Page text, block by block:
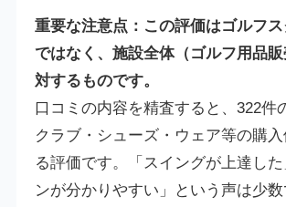
重要な注意点：この評価はゴルフ
ではなく、施設全体（ゴルフ用品
対するものです。
口コミの内容を精査すると、322件
クラブ・シューズ・ウェア等の購
る評価です。「スイングが上達し
ンが分かりやすい」という声は少